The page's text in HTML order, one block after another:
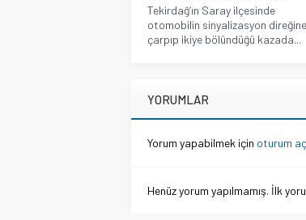
Tekirdağ’ın Saray ilçesinde
otomobilin sinyalizasyon direğine
çarpıp ikiye bölündüğü kazada...
YORUMLAR
Yorum yapabilmek için oturum
Henüz yorum yapılmamış. İlk